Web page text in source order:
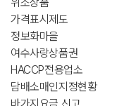
가격표시제도
정보화마을
여수사랑상품권
HACCP전용업소
담배소매인지정현황